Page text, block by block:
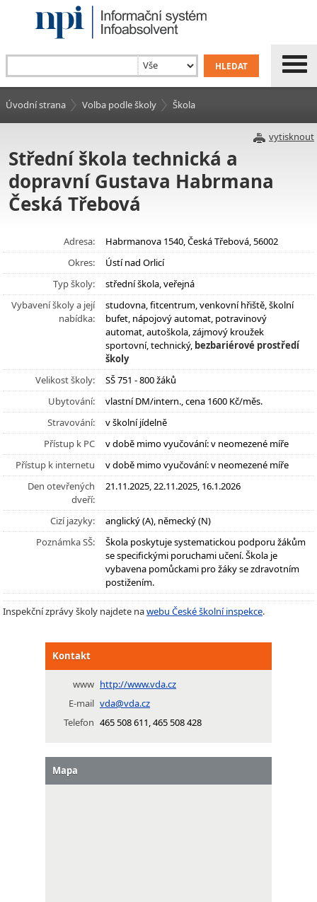
Úvodní strana Volba podle školy Škola
vytisknout
Střední škola technická a
dopravní Gustava Habrmana
Česká Třebová
Adresa:
Habrmanova 1540, Česká Třebová, 56002
Okres:
Ústí nad Orlicí
Typ školy:
střední škola, veřejná
Vybavení školy a její
nabídka:
studovna, fitcentrum, venkovní hřiště, školní
bufet, nápojový automat, potravinový
automat, autoškola, zájmový kroužek
sportovní, technický, bezbariérové prostředí
školy
Velikost školy:
SŠ 751 - 800 žáků
Ubytování:
vlastní DM/intern., cena 1600 Kč/měs.
Stravování:
v školní jídelně
Přístup k PC
v době mimo vyučování: v neomezené míře
Přístup k internetu
v době mimo vyučování: v neomezené míře
Den otevřených
dveří:
21.11.2025, 22.11.2025, 16.1.2026
Cizí jazyky:
anglický (A), německý (N)
Poznámka SŠ:
Škola poskytuje systematickou podporu žákům
se specifickými poruchami učení. Škola je
vybavena pomůckami pro žáky se zdravotním
postižením.
Inspekční zprávy školy najdete nawebu České školní inspekce.
Kontakt
www http://www.vda.cz
E-mail vda@vda.cz
Telefon 465 508 611, 465 508 428
Mapa